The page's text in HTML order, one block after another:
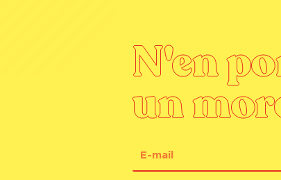
N'en
un
mail